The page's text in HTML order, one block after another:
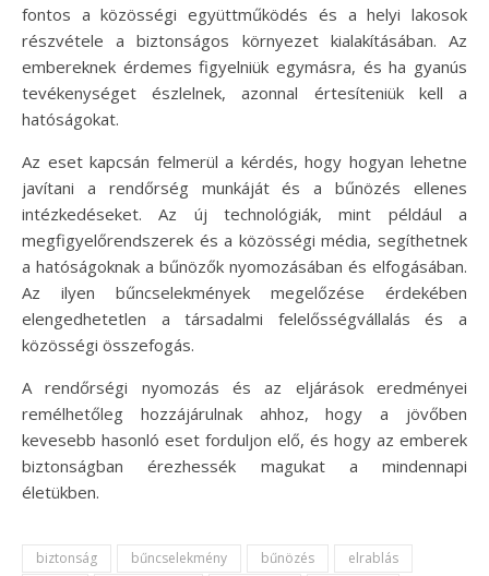
fontos a közösségi együttműködés és a helyi lakosok
részvétele a biztonságos környezet kialakításában. Az
embereknek érdemes figyelniük egymásra, és ha gyanús
tevékenységet észlelnek, azonnal értesíteniük kell a
hatóságokat.
Az eset kapcsán felmerül a kérdés, hogy hogyan lehetne
javítani a rendőrség munkáját és a bűnözés ellenes
intézkedéseket. Az új technológiák, mint például a
megfigyelőrendszerek és a közösségi média, segíthetnek
a hatóságoknak a bűnözők nyomozásában és elfogásában.
Az ilyen bűncselekmények megelőzése érdekében
elengedhetetlen a társadalmi felelősségvállalás és a
közösségi összefogás.
A rendőrségi nyomozás és az eljárások eredményei
remélhetőleg hozzájárulnak ahhoz, hogy a jövőben
kevesebb hasonló eset forduljon elő, és hogy az emberek
biztonságban érezhessék magukat a mindennapi
életükben.
biztonság bűncselekmény bűnözés
elrablás